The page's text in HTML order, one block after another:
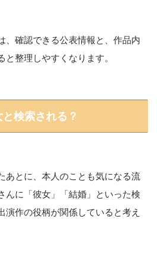
、確認できる公表情報と、作品内
整理しやすくなります。
検索される？
あとに、本人のことも気になる流
んに「彼女」「結婚」といった検
演作の役柄が関係していると考え